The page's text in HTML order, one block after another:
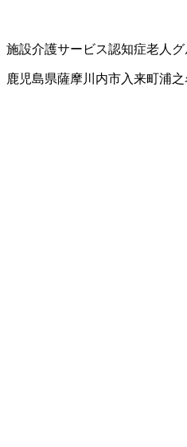
施設介護サービス認知症老人
鹿児島県薩摩川内市入来町浦之